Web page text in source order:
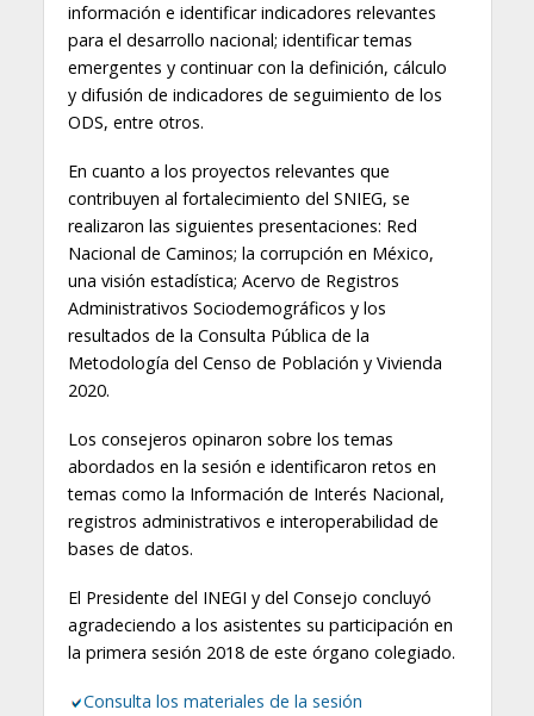
información e identificar indicadores relevantes
para el desarrollo nacional; identificar temas
emergentes y continuar con la definición, cálculo
y difusión de indicadores de seguimiento de los
ODS, entre otros.
En cuanto a los proyectos relevantes que
contribuyen al fortalecimiento del SNIEG, se
realizaron las siguientes presentaciones: Red
Nacional de Caminos; la corrupción en México,
una visión estadística; Acervo de Registros
Administrativos Sociodemográficos y los
resultados de la Consulta Pública de la
Metodología del Censo de Población y Vivienda
2020.
Los consejeros opinaron sobre los temas
abordados en la sesión e identificaron retos en
temas como la Información de Interés Nacional,
registros administrativos e interoperabilidad de
bases de datos.
El Presidente del INEGI y del Consejo concluyó
agradeciendo a los asistentes su participación en
la primera sesión 2018 de este órgano colegiado.
Consulta los materiales de la sesión